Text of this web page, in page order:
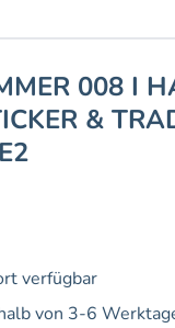
008 I
&
verfügbar
von 3-6